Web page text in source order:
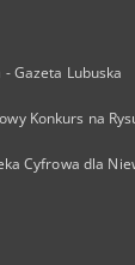
Gazeta Lubuska
Konkurs na
Cyfrowa dla